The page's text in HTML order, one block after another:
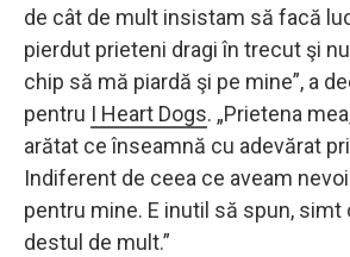
de cât de mult insistam să facă
pierdut prieteni dragi în trecut şi
chip să mă piardă şi pe mine”, a
pentru I Heart Dogs. „Prietena
arătat ce înseamnă cu adevărat
Indiferent de ceea ce aveam
pentru mine. E inutil să spun, simt
destul de mult.”